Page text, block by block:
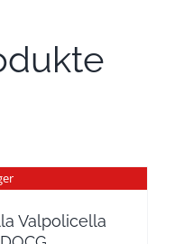
Valpolicella